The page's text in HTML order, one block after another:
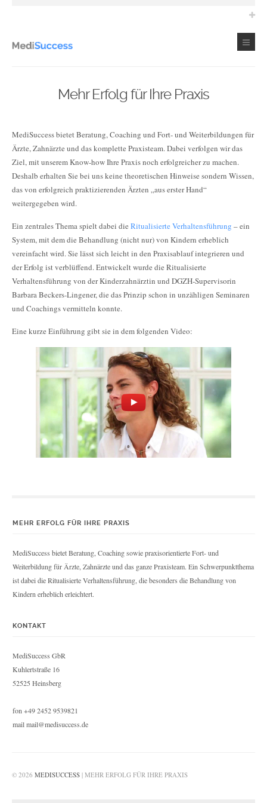
Mehr Erfolg für Ihre Praxis
MediSuccess bietet Beratung, Coaching und Fort- und Weiterbildungen für
Ärzte, Zahnärzte und das komplette Praxisteam. Dabei verfolgen wir das
Ziel, mit unserem Know-how Ihre Praxis noch erfolgreicher zu machen.
Deshalb erhalten Sie bei uns keine theoretischen Hinweise sondern Wissen,
das von erfolgreich praktizierenden Ärzten „aus erster Hand“
weitergegeben wird.
Ein zentrales Thema spielt dabei die Ritualisierte Verhaltensführung – ein
System, mit dem die Behandlung (nicht nur) von Kindern erheblich
vereinfacht wird. Sie lässt sich leicht in den Praxisablauf integrieren und
der Erfolg ist verblüffend. Entwickelt wurde die Ritualisierte
Verhaltensführung von der Kinderzahnärztin und DGZH-Supervisorin
Barbara Beckers-Lingener, die das Prinzip schon in unzähligen Seminaren
und Coachings vermitteln konnte.
Eine kurze Einführung gibt sie in dem folgenden Video:
MEHR ERFOLG FÜR IHRE PRAXIS
MediSuccess bietet Beratung, Coaching sowie praxisorientierte Fort- und
Weiterbildung für Ärzte, Zahnärzte und das ganze Praxisteam. Ein Schwerpunktthema
ist dabei die Ritualisierte Verhaltensführung, die besonders die Behandlung von
Kindern erheblich erleichtert.
KONTAKT
MediSuccess GbR
Kuhlertstraße 16
52525 Heinsberg
fon +49 2452 9539821
mail mail@medisuccess.de
© 2026 MEDISUCCESS | MEHR ERFOLG FÜR IHRE PRAXIS